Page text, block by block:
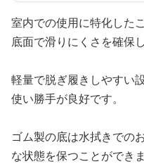
室内での使用に特化した
底面で滑りにくさを確保
軽量で脱ぎ履きしやすい
使い勝手が良好です。
ゴム製の底は水拭きでの
な状態を保つことができま